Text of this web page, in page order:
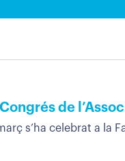
de
s’ha celebrat a la